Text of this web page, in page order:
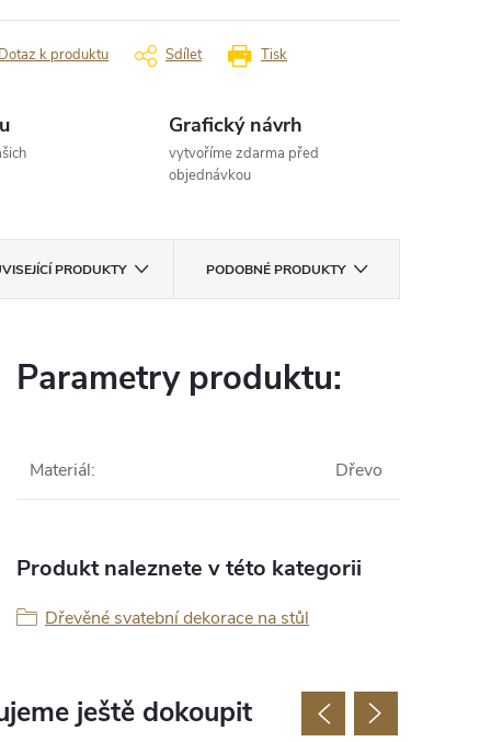
Tisk
Dotaz k produktu Sdílet
Grafický návrh
vytvoříme zdarma před
objednávkou
PRODUKTY PODOBNÉ PRODUKTY
Parametry produktu:
Materiál: Dřevo
Produkt naleznete v této kategorii
Dřevěné svatební dekorace na stůl
ještě dokoupit